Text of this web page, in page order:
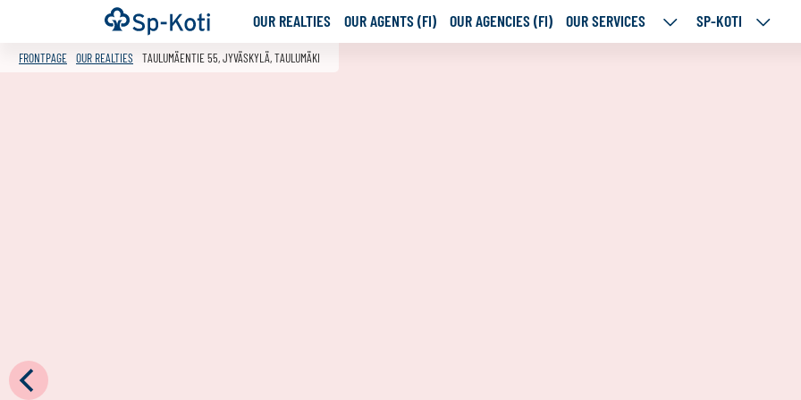
Go
to
content
Frontpage OUR REALTIES OUR AGENTS (FI) OUR AGENCIES (FI) OUR SERVICES
OUR
SP-KOTI
SP-
FRONTPAGE OUR REALTIES TAULUMÄENTIE 55, JYVÄSKYLÄ, TAULUMÄKI